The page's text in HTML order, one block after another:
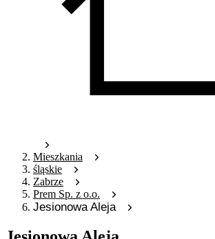
Mieszkania
śląskie
Zabrze
Prem Sp. z o.o.
Jesionowa Aleja